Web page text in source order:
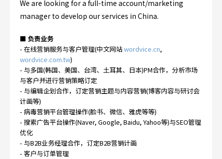
We are looking for a full-time account/marketing
manager to develop our services in China.
■ 负责业务
- 在线营销服务与客户管理(中文网站wordvice.cn,
wordvice.com.tw)
- 与多国(韩国、美国、台湾、土耳其、日本)PM合作，分析市场
与客户并进行营销策略订定
- 与编辑企划合作，订定营销主题与内容营销(博客内容与研讨会
计画等)
- 病毒营销平台管理操作(脸书、微信、雅虎等等)
- 搜索广告平台操作(Naver, Google, Baidu, Yahoo等)与SEO管理
优化
- 与B2B业务经理合作，订定B2B营销计画
- 客户与订单管理